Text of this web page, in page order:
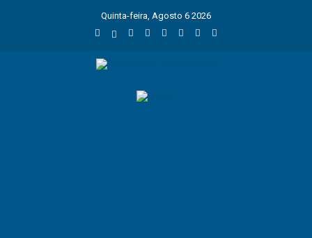
Quinta-feira, Agosto 6 2026